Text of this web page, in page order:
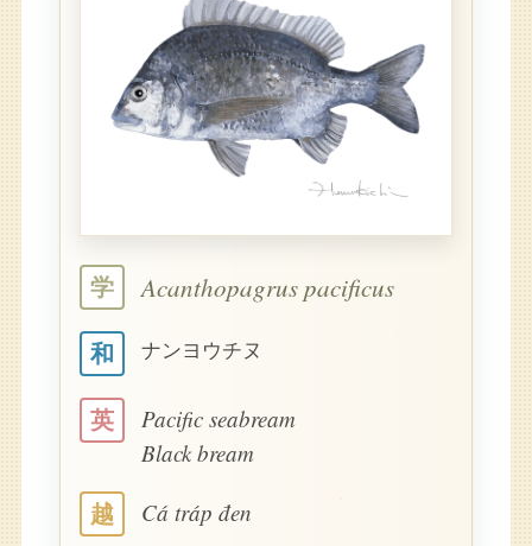
学 Acanthopagrus pacificus
和 ナンヨウチヌ
英
Pacific seabream
Black bream
越 Cá tráp đen